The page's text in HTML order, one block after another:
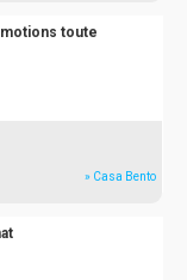
toute
» Casa Bento